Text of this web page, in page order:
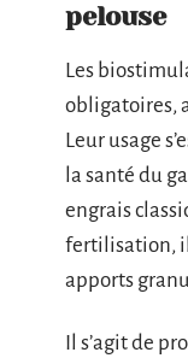
pelouse
Les
obligatoires,
Leur usage
la santé du
engrais
fertilisation,
apports
Il s’agit de